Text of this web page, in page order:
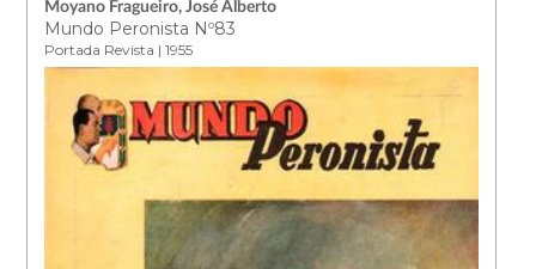
Moyano Fragueiro, José Alberto
Mundo Peronista Nº83
Portada Revista | 1955